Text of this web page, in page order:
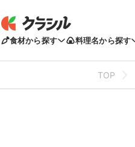
食材から探す 料理名から探す
TOP